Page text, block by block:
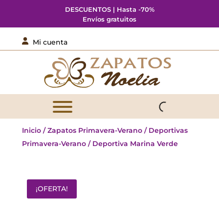
DESCUENTOS | Hasta -70%
Envíos gratuitos
 Mi cuenta
Inicio/Zapatos Primavera-Verano/ Deportivas
Primavera-Verano/ Deportiva Marina Verde
¡OFERTA!